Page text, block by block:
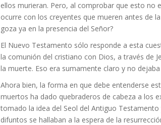
ellos murieran. Pero, al comprobar que esto no
ocurre con los creyentes que mueren antes de
goza ya en la presencia del Señor?
El Nuevo Testamento sólo responde a esta
la comunión del cristiano con Dios, a través de
la muerte. Eso era sumamente claro y no
Ahora bien, la forma en que debe entenderse
muertos ha dado quebraderos de cabeza a los
tomado la idea del Seol del Antiguo
difuntos se hallaban a la espera de la